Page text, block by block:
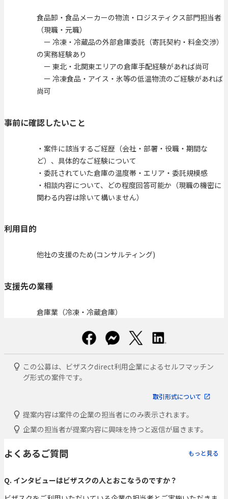
食品卸・食品メーカーの物流・ロジスティクス部門担当者
（現職・元職）
ー 冷凍・冷蔵品の外部倉庫委託（寄託契約・料金交渉）
の実務経験あり
ー 東北・北関東エリアの倉庫手配経験があれば尚可
ー 冷凍食品・アイス・氷等の低温物流のご経験があれば
尚可
事前に確認したいこと
・案件に該当するご経歴（会社・部署・役職・期間な
ど）、具体的なご経験について
・委託されていた倉庫の温度帯・エリア・委託規模感
・相談内容について、どの程度回答可能か（現職の機密に
関わる内容は除いて構いません）
利用目的
他社の支援のため(コンサルティング)
支援先の業種
倉庫業（冷凍・冷蔵倉庫）
この公募は、ビザスクdirect利用企業によるセルフマッチン
グ形式の案件です。
取引形式について
提案内容は案件の企業の担当者にのみ表示されます。
企業の担当者が提案内容に興味を持つと返信が届きます。
よくあるご質問 もっと見る
Q. インタビューはビザスクの人とおこなうのですか？